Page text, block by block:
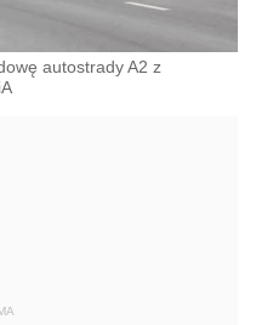
autostrady A2 z